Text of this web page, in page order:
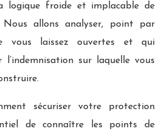
logique froide et implacable de
Nous allons analyser, point par
vous laissez ouvertes et qui
sur laquelle vous
sécuriser votre protection
de connaître les points de